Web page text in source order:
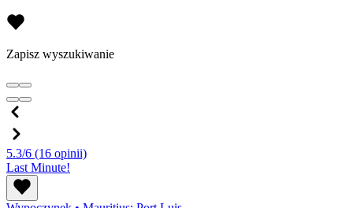
Zapisz wyszukiwanie
5.3/6 (16 opinii)
Last Minute!